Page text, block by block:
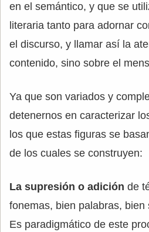
en el semántico, y que se
literaria tanto para adornar
el discurso, y llamar así la
contenido, sino sobre el
Ya que son variados y
detenernos en caracterizar
los que estas figuras se
de los cuales se construyen:
La supresión o adición de
fonemas, bien palabras, bien
Es paradigmático de este